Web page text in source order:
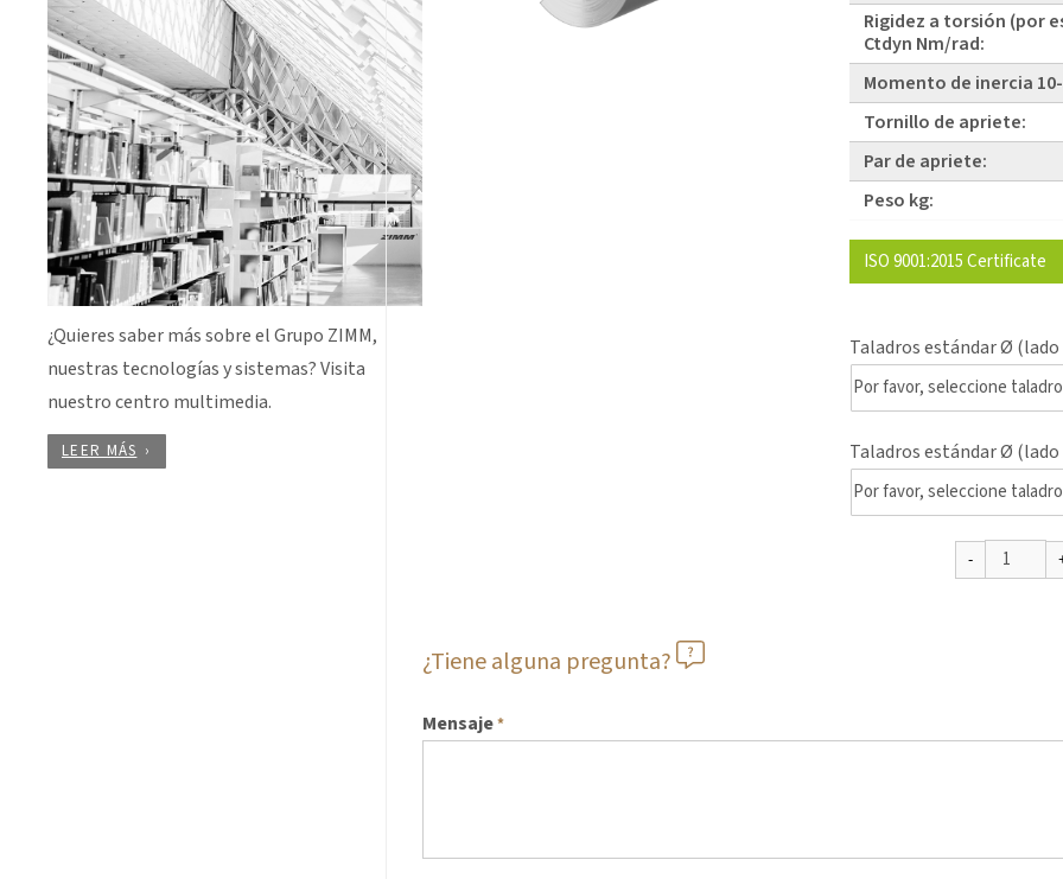
¿Quieres saber más sobre el Grupo ZIMM,
nuestras tecnologías y sistemas? Visita
nuestro centro multimedia.
LEER MÁS
Rigidez a torsión (por
Ctdyn Nm/rad:
Momento de inercia
Tornillo de apriete:
Par de apriete:
Peso kg:
ISO 9001:2015 Certificate
Taladros estándar Ø (lado
Taladros estándar Ø (lado
¿Tiene alguna pregunta?
Mensaje*